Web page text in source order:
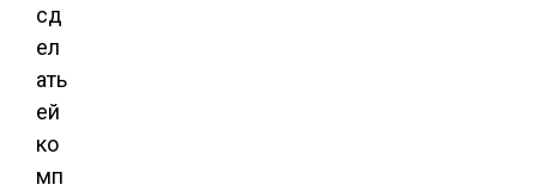
сд
ел
ать
ей
ко
мп